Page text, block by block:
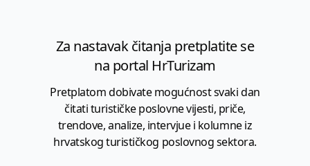
Za nastavak čitanja pretplatite se
na portal HrTurizam
Pretplatom dobivate mogućnost svaki dan
čitati turističke poslovne vijesti, priče,
trendove, analize, intervjue i kolumne iz
hrvatskog turističkog poslovnog sektora.